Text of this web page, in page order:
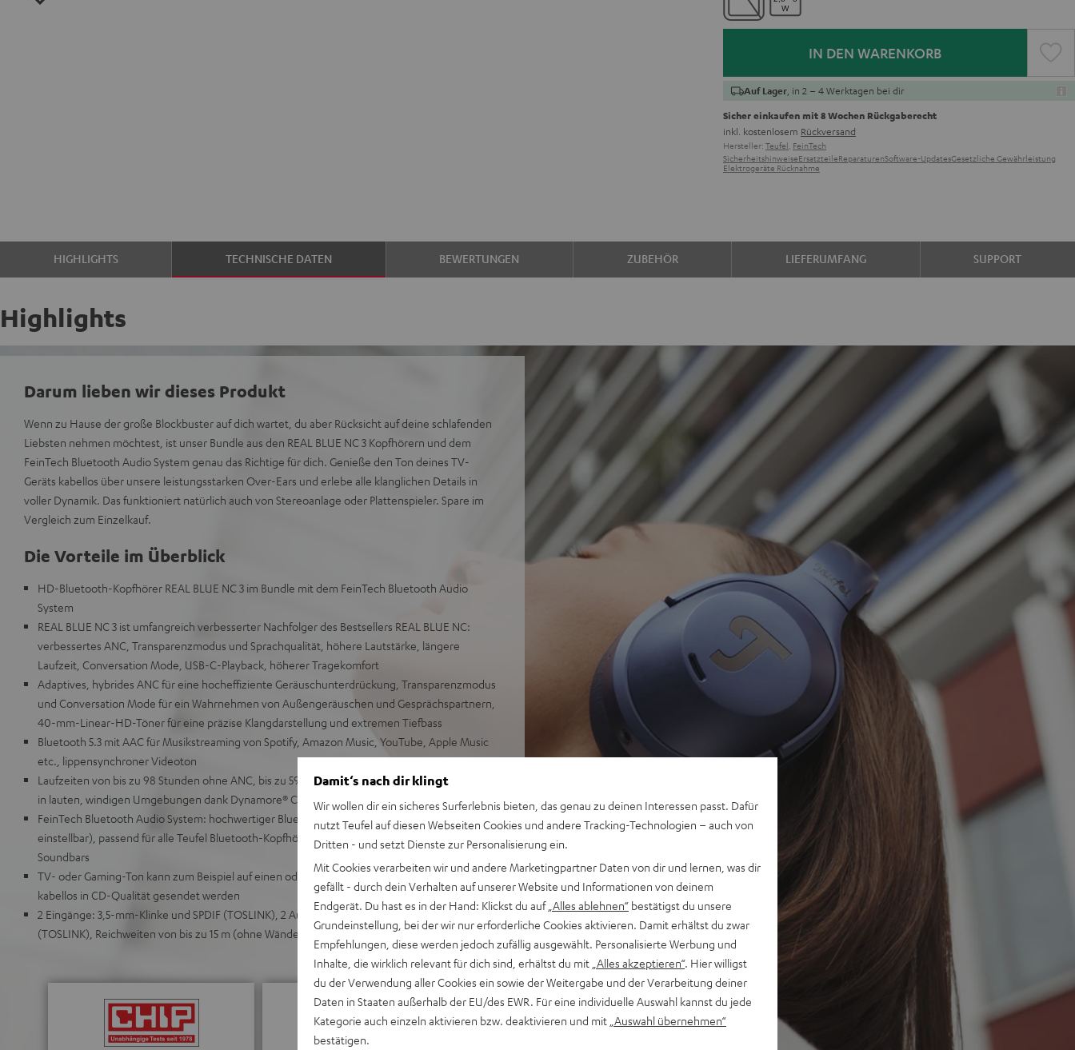
IN DEN WARENKORB
Auf Lager , in 2 – 4 Werktagen bei dir
Sicher einkaufen mit 8 Wochen Rückgaberecht
inkl. kostenlosem Rückversand
Hersteller: Teufel, FeinTech
SicherheitshinweiseErsatzteileReparaturenSoftware-UpdatesGesetzliche Gewährleistung
Elektrogeräte Rücknahme
HIGHLIGHTS TECHNISCHE DATEN BEWERTUNGEN ZUBEHÖR LIEFERUMFANG SUPPORT
Highlights
Darum lieben wir dieses Produkt
Wenn zu Hause der große Blockbuster auf dich wartet, du aber Rücksicht auf deine schlafenden
Liebsten nehmen möchtest, ist unser Bundle aus den REAL BLUE NC 3 Kopfhörern und dem
FeinTech Bluetooth Audio System genau das Richtige für dich. Genieße den Ton deines TV-
Geräts kabellos über unsere leistungsstarken Over-Ears und erlebe alle klanglichen Details in
voller Dynamik. Das funktioniert natürlich auch von Stereoanlage oder Plattenspieler. Spare im
Vergleich zum Einzelkauf.
Die Vorteile im Überblick
HD-Bluetooth-Kopfhörer REAL BLUE NC 3 im Bundle mit dem FeinTech Bluetooth Audio
System
REAL BLUE NC 3 ist umfangreich verbesserter Nachfolger des Bestsellers REAL BLUE NC:
verbessertes ANC, Transparenzmodus und Sprachqualität, höhere Lautstärke, längere
Laufzeit, Conversation Mode, USB-C-Playback, höherer Tragekomfort
Adaptives, hybrides ANC für eine hocheffiziente Geräuschunterdrückung, Transparenzmodus
und Conversation Mode für ein Wahrnehmen von Außengeräuschen und Gesprächspartnern,
40-mm-Linear-HD-Töner für eine präzise Klangdarstellung und extremen Tiefbass
Bluetooth 5.3 mit AAC für Musikstreaming von Spotify, Amazon Music, YouTube, Apple Music
etc., lippensynchroner Videoton
Laufzeiten von bis zu 98 Stunden ohne ANC, bis zu 59 Stunden mit ANC, perfekte Telefonate
in lauten, windigen Umgebungen dank Dynamore® Call
FeinTech Bluetooth Audio System: hochwertiger Bluetooth-Sender oder -Empfänger (Modus
einstellbar), passend für alle Teufel Bluetooth-Kopfhörer oder Komplettanlagen sowie
Soundbars
TV- oder Gaming-Ton kann zum Beispiel auf einen oder sogar zwei Bluetooth-Kopfhörer
kabellos in CD-Qualität gesendet werden
2 Eingänge: 3,5-mm-Klinke und SPDIF (TOSLINK), 2 Ausgänge: 3,5-mm-Klinke und SPDIF
(TOSLINK), Reichweiten von bis zu 15 m (ohne Wände oder andere Hindernisse)
Damit‘s nach dir klingt
Wir wollen dir ein sicheres Surferlebnis bieten, das genau zu deinen Interessen passt. Dafür
nutzt Teufel auf diesen Webseiten Cookies und andere Tracking-Technologien – auch von
Dritten - und setzt Dienste zur Personalisierung ein.
Mit Cookies verarbeiten wir und andere Marketingpartner Daten von dir und lernen, was dir
gefällt - durch dein Verhalten auf unserer Website und Informationen von deinem
Endgerät. Du hast es in der Hand: Klickst du auf „Alles ablehnen“ bestätigst du unsere
Grundeinstellung, bei der wir nur erforderliche Cookies aktivieren. Damit erhältst du zwar
Empfehlungen, diese werden jedoch zufällig ausgewählt. Personalisierte Werbung und
Inhalte, die wirklich relevant für dich sind, erhältst du mit „Alles akzeptieren“. Hier willigst
du der Verwendung aller Cookies ein sowie der Weitergabe und der Verarbeitung deiner
Daten in Staaten außerhalb der EU/des EWR. Für eine individuelle Auswahl kannst du jede
Kategorie auch einzeln aktivieren bzw. deaktivieren und mit „Auswahl übernehmen“
bestätigen.